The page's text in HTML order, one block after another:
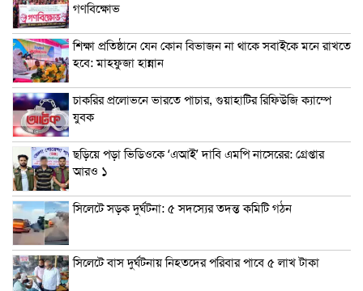
গণবিক্ষোভ
শিক্ষা প্রতিষ্ঠানে যেন কোন বিভাজন না থাকে সবাইকে মনে রাখতে
হবে: মাহফুজা হান্নান
চাকরির প্রলোভনে ভারতে পাচার, গুয়াহাটির রিফিউজি ক্যাম্পে
যুবক
ছড়িয়ে পড়া ভিডিওকে ‘এআই’ দাবি এমপি নাসেরের: গ্রেপ্তার
আরও ১
সিলেটে সড়ক দুর্ঘটনা: ৫ সদস্যের তদন্ত কমিটি গঠন
সিলেটে বাস দুর্ঘটনায় নিহতদের পরিবার পাবে ৫ লাখ টাকা